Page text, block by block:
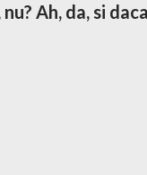
Ah, da, si